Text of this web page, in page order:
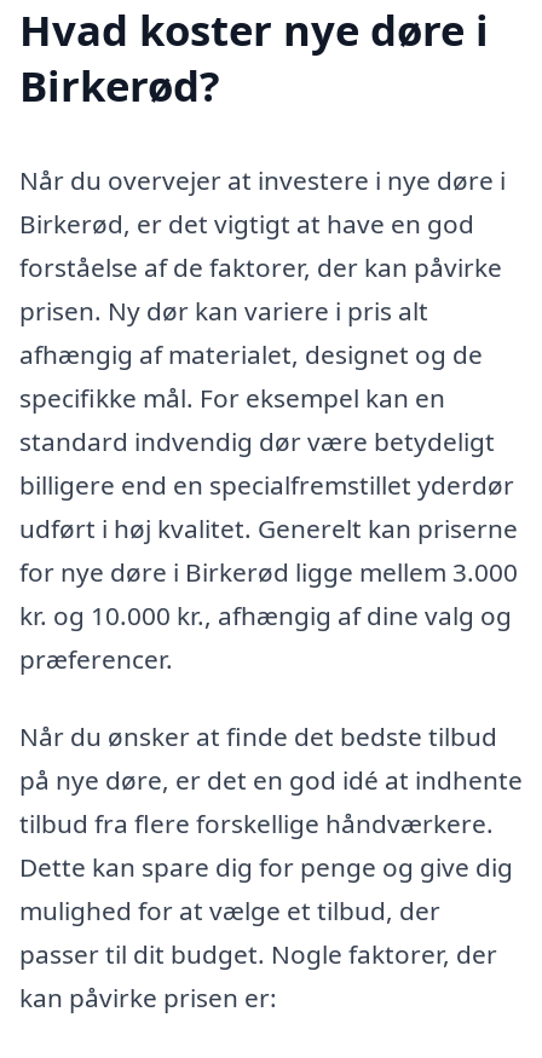
Hvad koster nye døre i
Birkerød?
Når du overvejer at investere i nye døre i
Birkerød, er det vigtigt at have en god
forståelse af de faktorer, der kan påvirke
prisen. Ny dør kan variere i pris alt
afhængig af materialet, designet og de
specifikke mål. For eksempel kan en
standard indvendig dør være betydeligt
billigere end en specialfremstillet yderdør
udført i høj kvalitet. Generelt kan priserne
for nye døre i Birkerød ligge mellem 3.000
kr. og 10.000 kr., afhængig af dine valg og
præferencer.
Når du ønsker at finde det bedste tilbud
på nye døre, er det en god idé at indhente
tilbud fra flere forskellige håndværkere.
Dette kan spare dig for penge og give dig
mulighed for at vælge et tilbud, der
passer til dit budget. Nogle faktorer, der
kan påvirke prisen er: